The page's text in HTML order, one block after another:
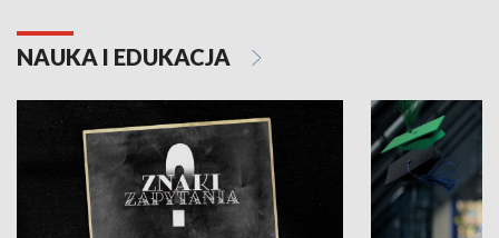
NAUKA I EDUKACJA